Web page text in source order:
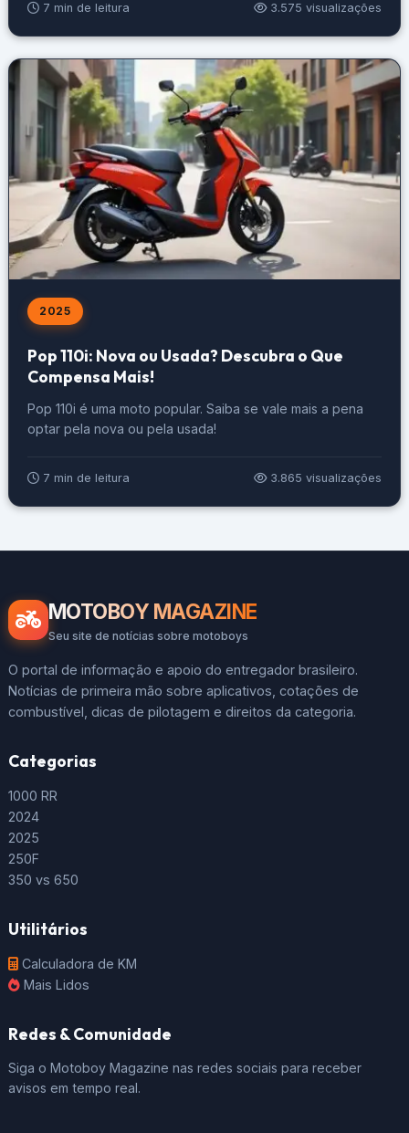
7 min de leitura 3.575 visualizações
2025
Pop 110i: Nova ou Usada? Descubra o Que
Compensa Mais!
Pop 110i é uma moto popular. Saiba se vale mais a pena
optar pela nova ou pela usada!
7 min de leitura 3.865 visualizações
MOTOBOY MAGAZINE
Seu site de notícias sobre motoboys
O portal de informação e apoio do entregador brasileiro.
Notícias de primeira mão sobre aplicativos, cotações de
combustível, dicas de pilotagem e direitos da categoria.
Categorias
1000 RR
2024
2025
250F
350 vs 650
Utilitários
Calculadora de KM
Mais Lidos
Redes & Comunidade
Siga o Motoboy Magazine nas redes sociais para receber
avisos em tempo real.